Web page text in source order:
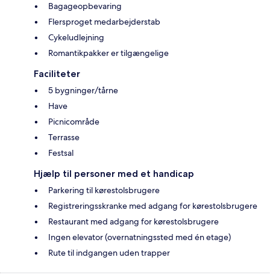
Bagageopbevaring
Flersproget medarbejderstab
Cykeludlejning
Romantikpakker er tilgængelige
Faciliteter
5 bygninger/tårne
Have
Picnicområde
Terrasse
Festsal
Hjælp til personer med et handicap
Parkering til kørestolsbrugere
Registreringsskranke med adgang for kørestolsbrugere
Restaurant med adgang for kørestolsbrugere
Ingen elevator (overnatningssted med én etage)
Rute til indgangen uden trapper